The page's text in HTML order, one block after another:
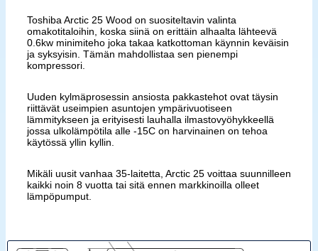
Toshiba Arctic 25 Wood on suositeltavin valinta
omakotitaloihin, koska siinä on erittäin alhaalta lähteevä
0.6kw minimiteho joka takaa katkottoman käynnin keväisin
ja syksyisin. Tämän mahdollistaa sen pienempi
kompressori.
Uuden kylmäprosessin ansiosta pakkastehot ovat täysin
riittävät useimpien asuntojen ympärivuotiseen
lämmitykseen ja erityisesti lauhalla ilmastovyöhykkeellä
jossa ulkolämpötila alle -15C on harvinainen on tehoa
käytössä yllin kyllin.
Mikäli uusit vanhaa 35-laitetta, Arctic 25 voittaa suunnilleen
kaikki noin 8 vuotta tai sitä ennen markkinoilla olleet
lämpöpumput.